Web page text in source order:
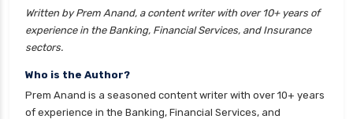
personal loan eligibility icici
personal loan eligibility incred
personal loan eligibility indusind bank
Written by Prem Anand, a content writer with over 10+ years of
experience in the Banking, Financial Services, and Insurance
sectors.
Who is the Author?
Prem Anand is a seasoned content writer with over 10+ years
of experience in the Banking, Financial Services, and